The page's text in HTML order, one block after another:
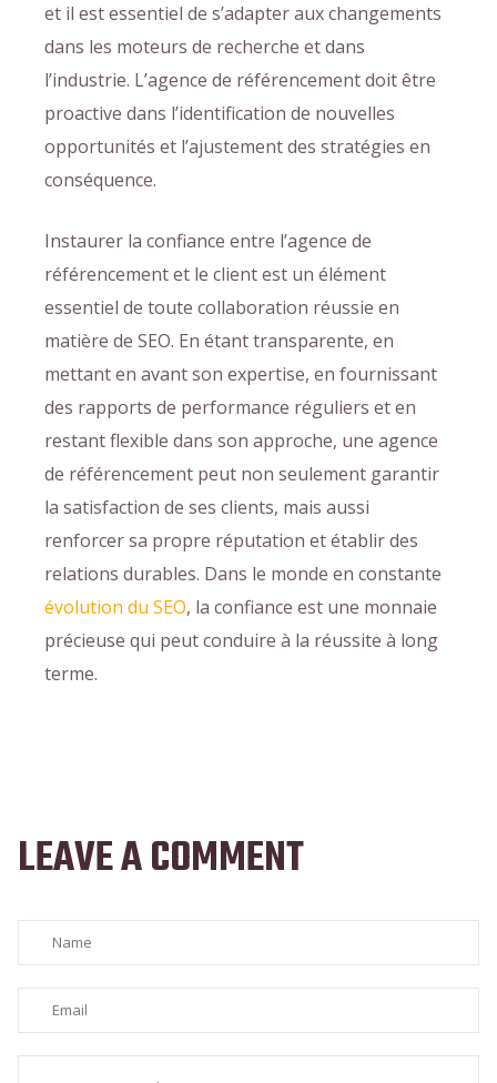
et il est essentiel de s’adapter aux changements
dans les moteurs de recherche et dans
l’industrie. L’agence de référencement doit être
proactive dans l’identification de nouvelles
opportunités et l’ajustement des stratégies en
conséquence.
Instaurer la confiance entre l’agence de
référencement et le client est un élément
essentiel de toute collaboration réussie en
matière de SEO. En étant transparente, en
mettant en avant son expertise, en fournissant
des rapports de performance réguliers et en
restant flexible dans son approche, une agence
de référencement peut non seulement garantir
la satisfaction de ses clients, mais aussi
renforcer sa propre réputation et établir des
relations durables. Dans le monde en constante
évolution du SEO, la confiance est une monnaie
précieuse qui peut conduire à la réussite à long
terme.
LEAVE A COMMENT